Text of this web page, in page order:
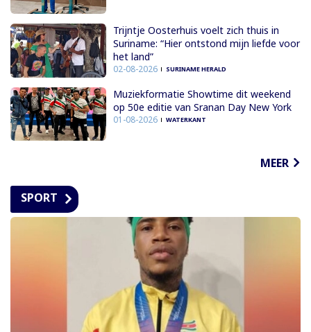
Trijntje Oosterhuis voelt zich thuis in
Suriname: “Hier ontstond mijn liefde voor
het land”
02-08-2026 SURINAME HERALD
Muziekformatie Showtime dit weekend
op 50e editie van Sranan Day New York
01-08-2026 WATERKANT
MEER
SPORT